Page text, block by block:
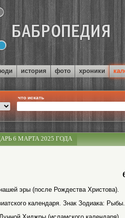
история фото хроники
что искать
6 МАРТА 2025 ГОДА
эры (после Рождества Христова).
календаря. Знак Зодиака: Рыбы.